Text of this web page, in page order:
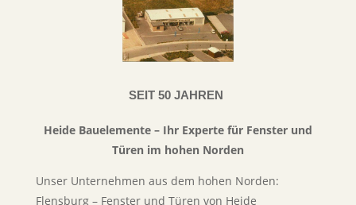
SEIT 50 JAHREN
Heide Bauelemente – Ihr Experte für Fenster und
Türen im hohen Norden
Unser Unternehmen aus dem hohen Norden:
Flensburg – Fenster und Türen von Heide